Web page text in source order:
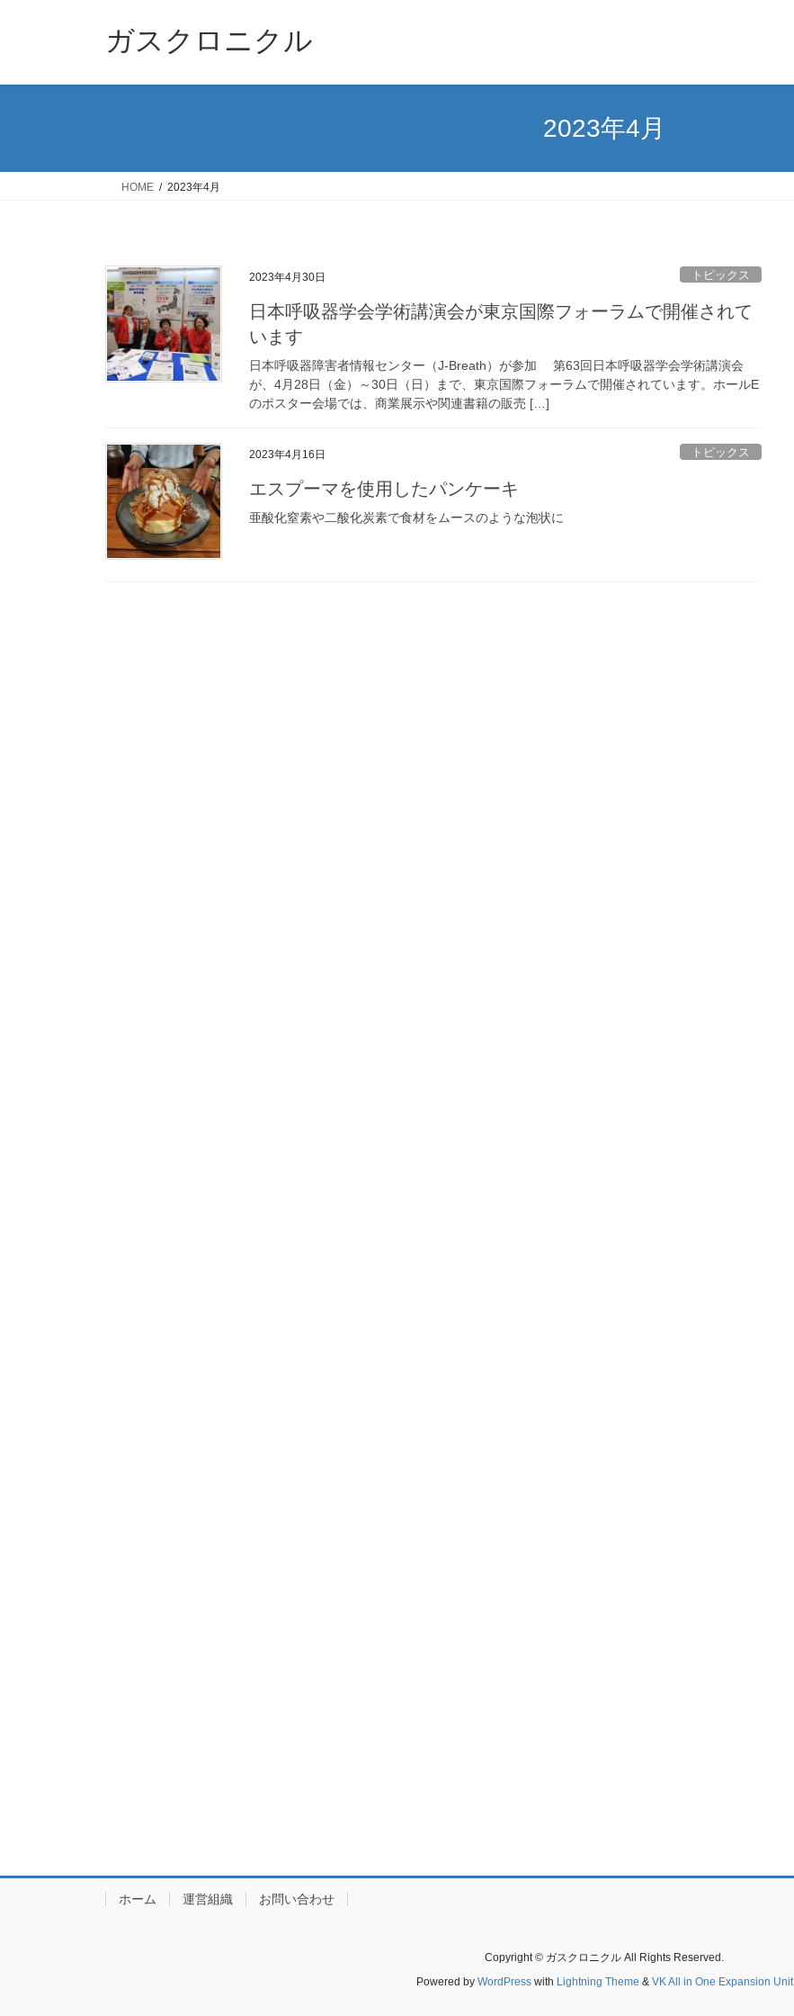
ガスクロニクル
2023年4月
HOME 2023年4月
2023年4月30日 トピックス
日本呼吸器学会学術講演会が東京国際フォーラムで開催されて
います
日本呼吸器障害者情報センター（J-Breath）が参加 第63回日本呼吸器学会学術講演会
が、4月28日（金）～30日（日）まで、東京国際フォーラムで開催されています。ホールE
のポスター会場では、商業展示や関連書籍の販売 […]
2023年4月16日 トピックス
エスプーマを使用したパンケーキ
亜酸化窒素や二酸化炭素で食材をムースのような泡状に
ホーム 運営組織 お問い合わせ
Copyright © ガスクロニクル All Rights Reserved.
Powered by WordPresswith Lightning Theme & VK All in One Expansion Unit